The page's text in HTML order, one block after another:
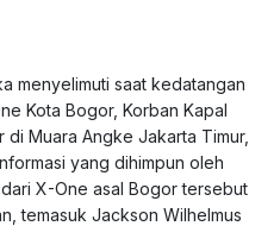
menyelimuti saat kedatangan
Kota Bogor, Korban Kapal
Muara Angke Jakarta Timur,
yang dihimpun oleh
dari X-One asal Bogor tersebut
temasuk Jackson Wilhelmus